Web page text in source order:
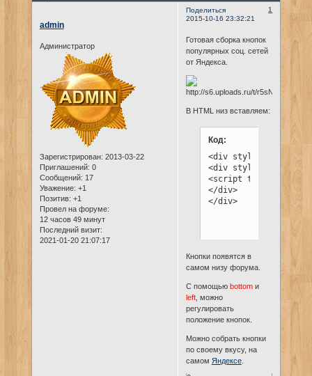
Поделиться
1
2015-10-16 23:32:21
admin
Администратор
Зарегистрирован: 2013-03-22
Приглашений: 0
Сообщений: 17
Уважение: +1
Позитив: +1
Провел на форуме:
12 часов 49 минут
Последний визит:
2021-01-20 21:07:17
Готовая сборка кнопок
популярных соц. сетей
от Яндекса.
В HTML низ вставляем:
Код:
<div
<div
<script type="text/
</div>
</div>
Кнопки появятся в
самом низу форума.
С помощью bottomи
left, можно
регулировать
положение кнопок.
Можно собрать кнопки
по своему вкусу, на
самом Яндексе.